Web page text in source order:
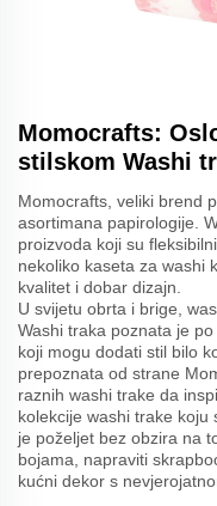
Momocrafts:
stilskom Washi
Momocrafts, veliki brend
asortimana papirologije.
proizvoda koji su
nekoliko kaseta za washi
kvalitet i dobar dizajn.
U svijetu obrta i brige,
Washi traka poznata je
koji mogu dodati stil bilo
prepoznata od strane
raznih washi trake da
kolekcije washi trake
je poželjet bez obzira na
bojama, napraviti
kućni dekor s